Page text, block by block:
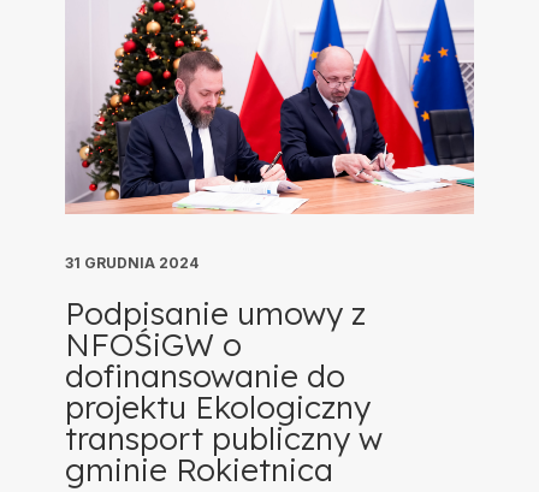
31 GRUDNIA 2024
Podpisanie umowy z
NFOŚiGW o
dofinansowanie do
projektu Ekologiczny
transport publiczny w
gminie Rokietnica